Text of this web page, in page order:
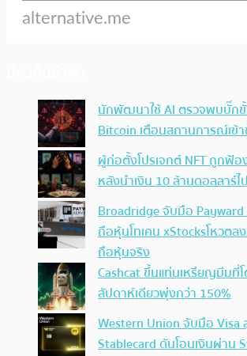
นักพัฒนาใช้ AI ตรวจพบบั๊ก
Bitcoin เตือนสถานการณ์เข้า
ผู้ก่อตั้งโปรเจกต์ NFT ถูกฟ้
หลังนำเงิน 10 ล้านดอลลาร์
Broadridge จับมือ
ถือหุ้นโทเคน xStocksโหวตล
ถือหุ้นจริง
Cashcat ขึ้นแท่นเหรียญมีมที่โ
สัปดาห์เดียวพุ่งกว่า 150%
Western Union จับมือ Visa
Stablecard ดันโอนเงินผ่าน